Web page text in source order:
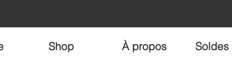
Shop À propos Soldes